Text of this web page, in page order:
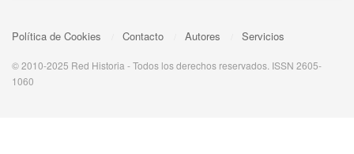
Política de Cookies Contacto Autores Servicios
© 2010-2025 Red Historia - Todos los derechos reservados. ISSN 2605-
1060